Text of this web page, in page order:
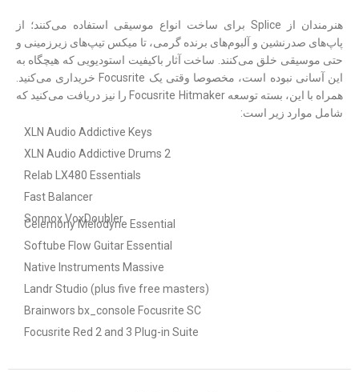
هنرمندان از Splice برای ساخت انواع موسیقی استفاده می‌کنند؛ از
پاپ‌های صدرنشین و آلبوم‌های برنده گرمی، تا میکس تیپ‌های زیرزمینی و
حتی موسیقی خلق می‌کنند. ساخت آثار باکیفیت استودیویی که هیچگاه به
این آسانی نبوده است، مخصوصا وقتی یک Focusrite خریداری می‌کنید.
همراه با این، بسته توسعه Focusrite Hitmaker را نیز دریافت می‌کنید که
شامل موارد زیر است:
XLN Audio Addictive Keys
XLN Audio Addictive Drums 2
Relab LX480 Essentials
Fast Balancer
Sonnox VoxDoubler
Celemony Melodyne Essential
Softube Flow Guitar Essential
Native Instruments Massive
Landr Studio (plus five free masters)
Brainwors bx_console Focusrite SC
Focusrite Red 2 and 3 Plug-in Suite